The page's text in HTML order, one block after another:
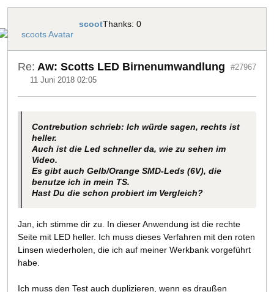
scootThanks: 0
Re: Aw: Scotts LED Birnenumwandlung
11 Juni 2018 02:05
#27967
Contrebution schrieb: Ich würde sagen, rechts ist
heller.
Auch ist die Led schneller da, wie zu sehen im
Video.
Es gibt auch Gelb/Orange SMD-Leds (6V), die
benutze ich in mein TS.
Hast Du die schon probiert im Vergleich?
Jan, ich stimme dir zu. In dieser Anwendung ist die rechte
Seite mit LED heller. Ich muss dieses Verfahren mit den roten
Linsen wiederholen, die ich auf meiner Werkbank vorgeführt
habe.
Ich muss den Test auch duplizieren, wenn es draußen